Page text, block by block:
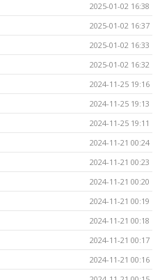
2025-01-02 16:38
2025-01-02 16:37
2025-01-02 16:33
2025-01-02 16:32
2024-11-25 19:16
2024-11-25 19:13
2024-11-25 19:11
2024-11-21 00:24
2024-11-21 00:23
2024-11-21 00:20
2024-11-21 00:19
2024-11-21 00:18
2024-11-21 00:17
2024-11-21 00:16